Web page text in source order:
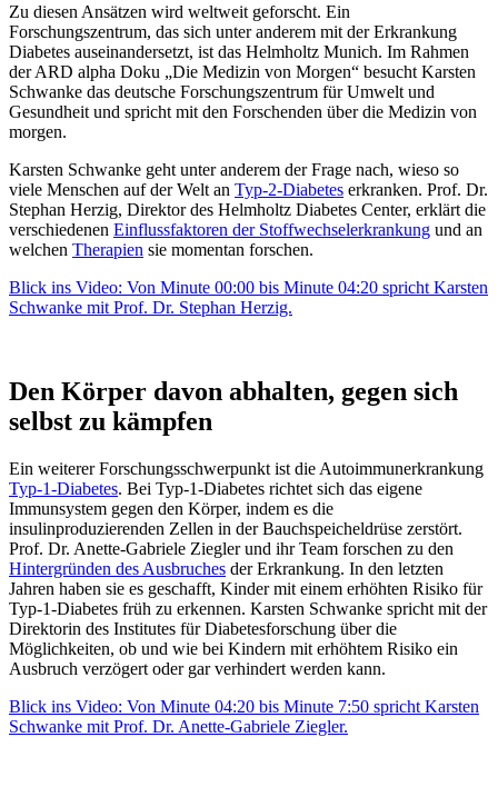
Zu diesen Ansätzen wird weltweit geforscht. Ein
Forschungszentrum, das sich unter anderem mit der Erkrankung
Diabetes auseinandersetzt, ist das Helmholtz Munich. Im Rahmen
der ARD alpha Doku „Die Medizin von Morgen“ besucht Karsten
Schwanke das deutsche Forschungszentrum für Umwelt und
Gesundheit und spricht mit den Forschenden über die Medizin von
morgen.
Karsten Schwanke geht unter anderem der Frage nach, wieso so
viele Menschen auf der Welt an Typ-2-Diabetes erkranken. Prof. Dr.
Stephan Herzig, Direktor des Helmholtz Diabetes Center, erklärt die
verschiedenen Einflussfaktoren der Stoffwechselerkrankung und an
welchen Therapien sie momentan forschen.
Blick ins Video: Von Minute 00:00 bis Minute 04:20 spricht Karsten
Schwanke mit Prof. Dr. Stephan Herzig.
Den Körper davon abhalten, gegen sich
selbst zu kämpfen
Ein weiterer Forschungsschwerpunkt ist die Autoimmunerkrankung
Typ-1-Diabetes. Bei Typ-1-Diabetes richtet sich das eigene
Immunsystem gegen den Körper, indem es die
insulinproduzierenden Zellen in der Bauchspeicheldrüse zerstört.
Prof. Dr. Anette-Gabriele Ziegler und ihr Team forschen zu den
Hintergründen des Ausbruches der Erkrankung. In den letzten
Jahren haben sie es geschafft, Kinder mit einem erhöhten Risiko für
Typ-1-Diabetes früh zu erkennen. Karsten Schwanke spricht mit der
Direktorin des Institutes für Diabetesforschung über die
Möglichkeiten, ob und wie bei Kindern mit erhöhtem Risiko ein
Ausbruch verzögert oder gar verhindert werden kann.
Blick ins Video: Von Minute 04:20 bis Minute 7:50 spricht Karsten
Schwanke mit Prof. Dr. Anette-Gabriele Ziegler.